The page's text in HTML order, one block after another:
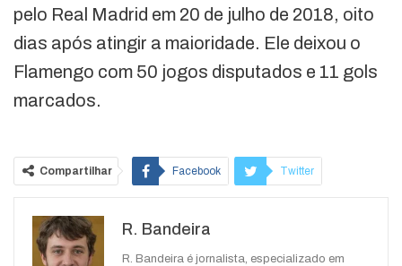
pelo Real Madrid em 20 de julho de 2018, oito
dias após atingir a maioridade. Ele deixou o
Flamengo com 50 jogos disputados e 11 gols
marcados.
Compartilhar Facebook Twitter
WhatsApp
R. Bandeira
R. Bandeira é jornalista, especializado em